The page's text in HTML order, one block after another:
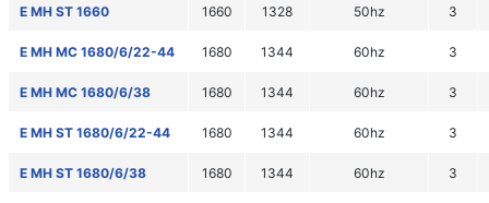
E MH ST 1660 1660 1328 50hz 3
E MH MC 1680/6/22-44 1680 1344 60hz 3
E MH MC 1680/6/38 1680 1344 60hz 3
E MH ST 1680/6/22-44 1680 1344 60hz 3
E MH ST 1680/6/38 1680 1344 60hz 3